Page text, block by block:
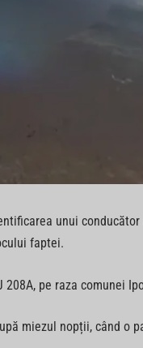
unui
faptei.
pe raza comunei
miezul nopții, când o